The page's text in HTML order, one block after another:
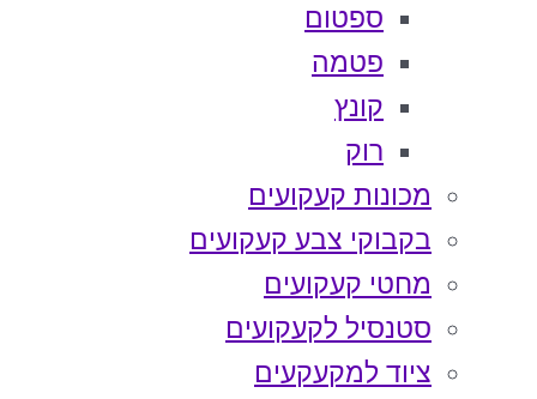
ספטום
פטמה
קונץ
רוק
מכונות קעקועים
בקבוקי צבע קעקועים
מחטי קעקועים
סטנסיל לקעקועים
ציוד למקעקעים